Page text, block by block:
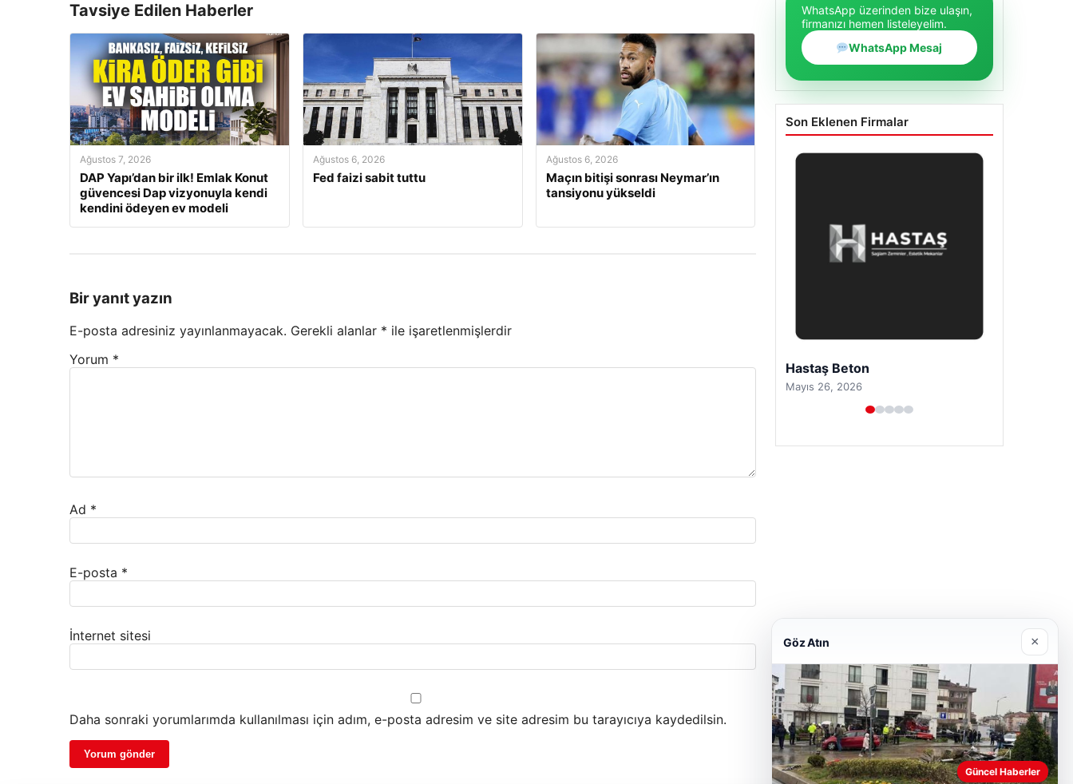
Tavsiye Edilen Haberler
Ağustos 7, 2026
DAP Yapı’dan bir ilk! Emlak Konut
güvencesi Dap vizyonuyla kendi
kendini ödeyen ev modeli
Ağustos 6, 2026
Fed faizi sabit tuttu
Ağustos 6, 2026
Maçın bitişi sonrası Neymar’ın
tansiyonu yükseldi
Bir yanıt yazın
E-posta adresiniz yayınlanmayacak. Gerekli alanlar * ile işaretlenmişlerdir
Yorum *
Ad *
E-posta *
İnternet sitesi
Daha sonraki yorumlarımda kullanılması için adım, e-posta adresim ve site adresim bu tarayıcıya kaydedilsin.
WhatsApp üzerinden bize ulaşın,
firmanızı hemen listeleyelim.
WhatsApp Mesaj
Son Eklenen Firmalar
Enes Kaplan Avukatlık Bürosu
Nisan 28, 2026
Göz Atın ×
Güncel Haberler